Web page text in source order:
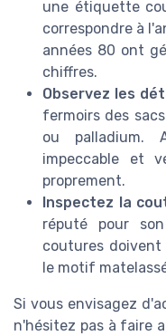
une étiquette
correspondre à
années 80 ont
chiffres.
Observez les
fermoirs des
ou palladium.
impeccable et
proprement.
Inspectez la
réputé pour
coutures
le motif
Si vous envisagez
n'hésitez pas à faire